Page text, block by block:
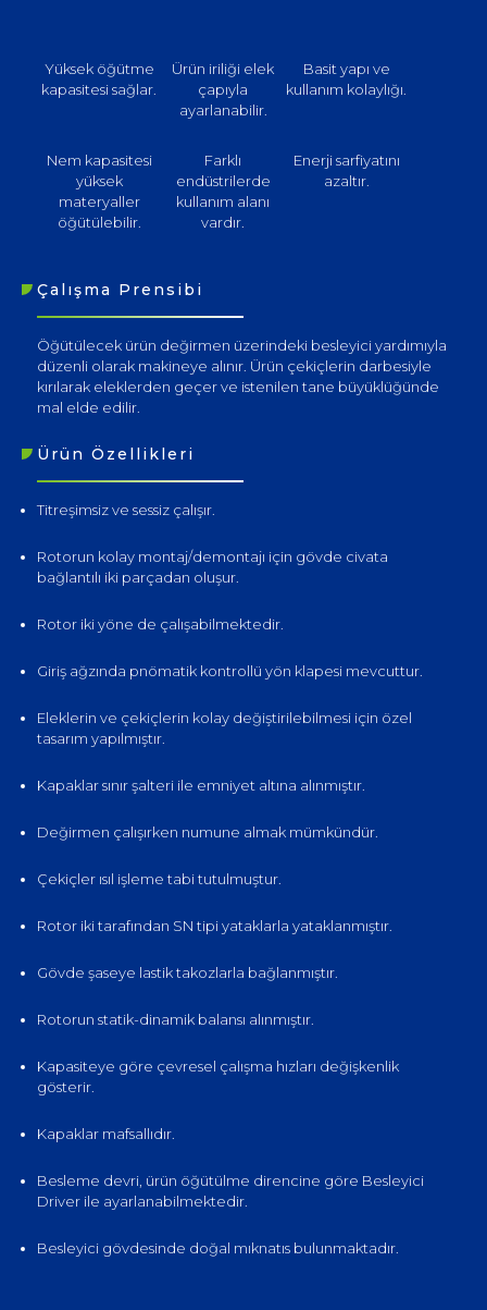
Yüksek öğütme
kapasitesi sağlar.
Ürün iriliği elek
çapıyla
ayarlanabilir.
Basit yapı ve
kullanım kolaylığı.
Nem kapasitesi
yüksek
materyaller
öğütülebilir.
Farklı
endüstrilerde
kullanım alanı
vardır.
Enerji sarfiyatını
azaltır.
Çalışma Prensibi
Öğütülecek ürün değirmen üzerindeki besleyici yardımıyla
düzenli olarak makineye alınır. Ürün çekiçlerin darbesiyle
kırılarak eleklerden geçer ve istenilen tane büyüklüğünde
mal elde edilir.
Ürün Özellikleri
Titreşimsiz ve sessiz çalışır.
Rotorun kolay montaj/demontajı için gövde civata
bağlantılı iki parçadan oluşur.
Rotor iki yöne de çalışabilmektedir.
Giriş ağzında pnömatik kontrollü yön klapesi mevcuttur.
Eleklerin ve çekiçlerin kolay değiştirilebilmesi için özel
tasarım yapılmıştır.
Kapaklar sınır şalteri ile emniyet altına alınmıştır.
Değirmen çalışırken numune almak mümkündür.
Çekiçler ısıl işleme tabi tutulmuştur.
Rotor iki tarafından SN tipi yataklarla yataklanmıştır.
Gövde şaseye lastik takozlarla bağlanmıştır.
Rotorun statik-dinamik balansı alınmıştır.
Kapasiteye göre çevresel çalışma hızları değişkenlik
gösterir.
Kapaklar mafsallıdır.
Besleme devri, ürün öğütülme direncine göre Besleyici
Driver ile ayarlanabilmektedir.
Besleyici gövdesinde doğal mıknatıs bulunmaktadır.